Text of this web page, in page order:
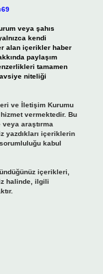
veya şahıs
kendi
alan içerikler haber
paylaşım
tamamen
niteliği
ve İletişim Kurumu
hizmet vermektedir. Bu
araştırma
yazdıkları içeriklerin
kabul
içerikleri,
halinde, ilgili